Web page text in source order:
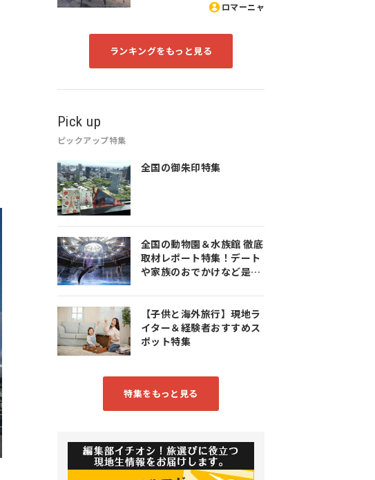
ロマーニャ
ランキングをもっと見る
Pick up
ピックアップ特集
全国の御朱印特集
全国の動物園＆水族館 徹底
取材レポート特集！デート
や家族のおでかけなど是非
【子供と海外旅行】現地ラ
イター＆経験者おすすめス
ポット特集
特集をもっと見る